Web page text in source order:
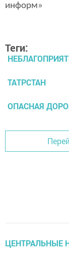
информ»
Теги:
ТАТРСТАН
ОПАСНАЯ
ЦЕНТРАЛЬНЫЕ